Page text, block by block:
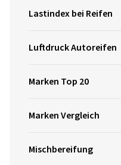
Lastindex bei Reifen
Luftdruck Autoreifen
Marken Top 20
Marken Vergleich
Mischbereifung